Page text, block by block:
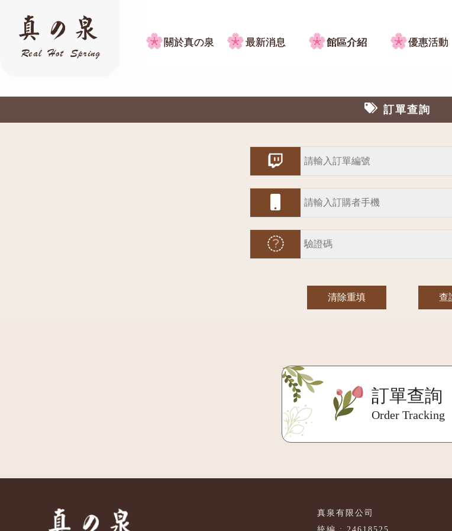
關於真の泉 最新消息 館區介紹 優惠活動
訂單查詢
清除重填 查
訂單查詢
Order Tracking
真泉有限公司